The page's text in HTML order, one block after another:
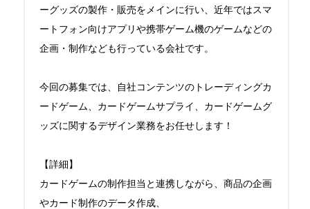
ーグッズの製作・販売をメインに行い、近年ではスマ
ートフォン向けアプリや携帯ゲーム機のゲームなどの
企画・制作なども行っている会社です。
今回の募集では、自社コンテンツのトレーディングカ
ードゲーム、カードゲームサプライ、カードゲームグ
ッズに関するデザイン業務をお任せします！
【詳細】
カードゲームの制作担当と連携しながら、商品の企画
やカード制作のデータ作成、